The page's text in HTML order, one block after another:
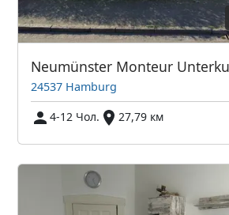
24537 Hamburg
4-12 Чол.
27,79 км